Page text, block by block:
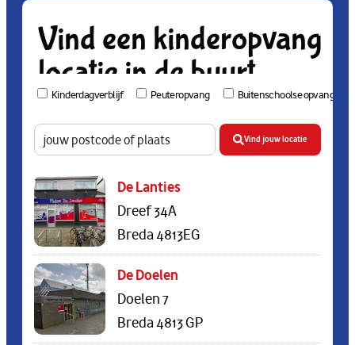
Vind een kinderopvang
locatie in de buurt
Kinderdagverblijf Peuteropvang Buitenschoolse opvang
Vind jouw locatie
De Lanties
Dreef 34A
Breda 4813EG
De Doelen
Doelen 7
Breda 4813 GP